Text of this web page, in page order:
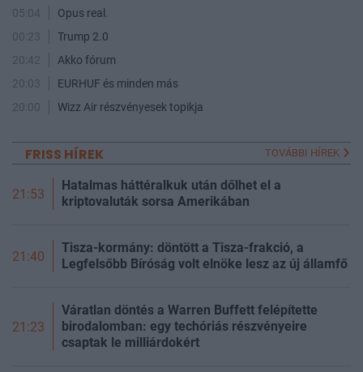
05:04
Opus real.
00:23
Trump 2.0
20:42
Akko fórum
20:03
EURHUF és minden más
20:00
Wizz Air részvényesek topikja
FRISS HÍREK TOVÁBBI HÍREK
21:53
Hatalmas háttéralkuk után dőlhet el a
kriptovaluták sorsa Amerikában
21:40
Tisza-kormány: döntött a Tisza-frakció, a
Legfelsőbb Bíróság volt elnöke lesz az új államfő
21:23
Váratlan döntés a Warren Buffett felépítette
birodalomban: egy techóriás részvényeire
csaptak le milliárdokért